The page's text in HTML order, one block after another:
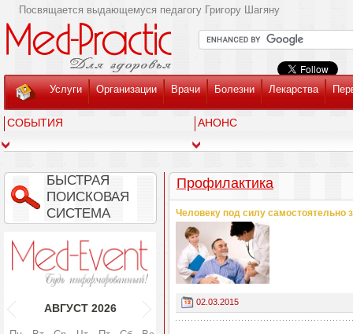
Посвящается выдающемуся педагогу Григору Шагяну
Услуги Организации Врачи Болезни Лекарства
СОБЫТИЯ АНОНС
БЫСТРАЯ
ПОИСКОВАЯ
СИСТЕМА
АВГУСТ 2026
Профилактика
Человеку под силу самостоятельно
02.03.2015